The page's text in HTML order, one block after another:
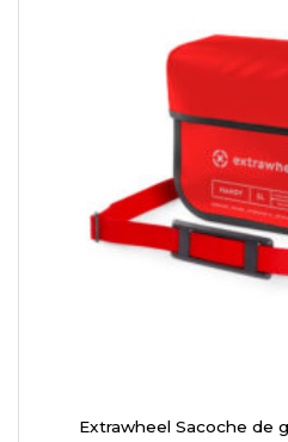
Extrawheel Sacoche de